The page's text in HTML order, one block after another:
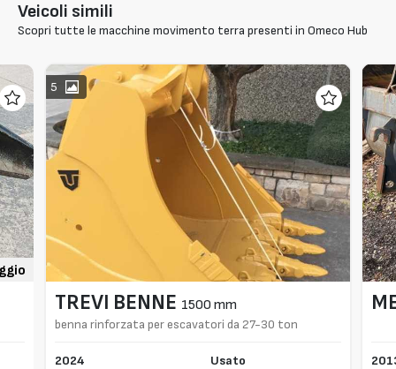
Veicoli simili
Scopri tutte le macchine movimento terra presenti in Omeco Hub
5
TREVI BENNE 1500 mm
benna rinforzata per escavatori da 27-30 ton
2024
Usato